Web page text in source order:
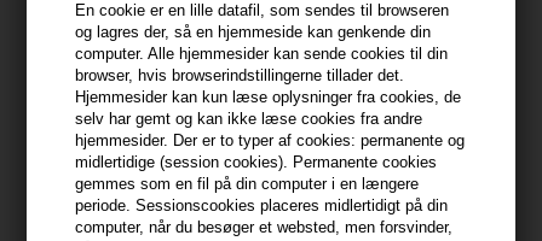
En cookie er en lille datafil, som sendes til browseren
og lagres der, så en hjemmeside kan genkende din
computer. Alle hjemmesider kan sende cookies til din
browser, hvis browserindstillingerne tillader det.
Hjemmesider kan kun læse oplysninger fra cookies, de
selv har gemt og kan ikke læse cookies fra andre
hjemmesider. Der er to typer af cookies: permanente og
midlertidige (session cookies). Permanente cookies
gemmes som en fil på din computer i en længere
periode. Sessionscookies placeres midlertidigt på din
computer, når du besøger et websted, men forsvinder,
På lager- Leveringstid 1-2 dage
Du får 35 DKK til dit næste køb når du køber denne vare -
min konto
399,10 DKK FRA GRATIS FRAGT